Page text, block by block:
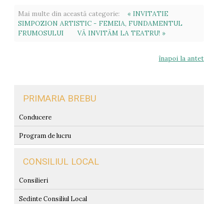
Mai multe din această categorie:
« INVITATIE
SIMPOZION ARTISTIC - FEMEIA, FUNDAMENTUL
FRUMOSULUI
VĂ INVITĂM LA TEATRU! »
înapoi la antet
PRIMARIA BREBU
Conducere
Program de lucru
CONSILIUL LOCAL
Consilieri
Sedinte Consiliul Local